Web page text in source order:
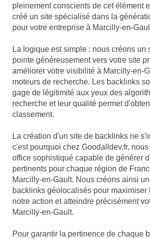
pleinement conscients de cet élément
créé un site spécialisé dans la
pour votre entreprise à Marcilly-en-
La logique est simple : nous créons un
pointe généreusement vers votre site
améliorer votre visibilité à Marcilly-en-
moteurs de recherche. Les backlinks
gage de légitimité aux yeux des
recherche et leur qualité permet
classement.
La création d'un site de backlinks ne
c'est pourquoi chez Goodalldev.fr,
office sophistiqué capable de générer
pertinents pour chaque région de
Marcilly-en-Gault. Nous créons ainsi
backlinks géolocalisés pour maximiser
notre action et atteindre précisément
Marcilly-en-Gault.
Pour garantir la pertinence de chaque